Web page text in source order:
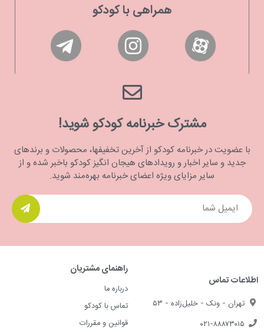
همراهی با کودکو
مشترک خبرنامه کودکو شوید!
با عضویت در خبرنامه کودکو از آخرین تخفیفها، محصولات و برندهای
جدید و سایر اخبار و رویدادهای هیجان انگیز کودکو باخبر شده و از
سایر مزایای ویژه اعضای خبرنامه بهره‌مند شوید.
اطلاعات تماس
تهران - ونک - خلیل‌زاده - ۵۳
۰۲۱-۸۸۸۷۳۰۱۵
راهنمای مشتریان
درباره ما
تماس با کودکو
قوانین و مقررات